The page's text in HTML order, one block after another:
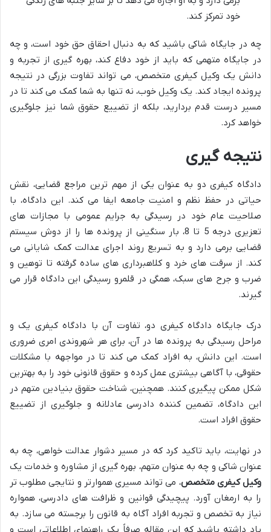
خود تمرکز کند.
چه در جایگاه شاکی باشید که به دنبال احقاق حق خود است، و چه
در جایگاه متهمی که باید از خود دفاع کند، بهره گیری از تجربه و
دانش یک وکیل کیفری متخصص، می تواند تفاوت بزرگی در نتیجه
پرونده ایجاد کند. یک وکیل خوب، نه تنها به شما کمک می کند تا در
مسیر درست قدم بردارید، بلکه از تضییع حقوق شما نیز جلوگیری
خواهد کرد.
نتیجه گیری
دادگاه کیفری دو به عنوان یکی از مهم ترین مراجع قضایی، نقش
حیاتی در حفظ نظم و امنیت جامعه ایفا می کند. این دادگاه، با
صلاحیت عام خود در رسیدگی به جرایم عمومی با مجازات های
تعزیری درجه 5 تا 8، بار سنگینی از پرونده ها را از دوش سیستم
قضایی برمی دارد و به تسریع روند اجرای عدالت کمک شایانی می
کند. از سرقت های خرد و کلاهبرداری های ساده گرفته تا توهین و
ضرب و جرح های سبک، همگی در قلمرو رسیدگی این دادگاه قرار می
گیرند.
درک جایگاه دادگاه کیفری دو، تفاوت آن با دادگاه کیفری یک و
مراحل رسیدگی به پرونده ها در آن، برای هر شهروندی امری ضروری
است. این دانش، به افراد کمک می کند تا در مواجهه با مشکلات
حقوقی، با آگاهی بیشتری عمل کرده و حقوق قانونی خود را به بهترین
شکل ممکن پیگیری کنند. همچنین، شناخت حقوق بنیادین متهم در
این دادگاه، تضمین کننده دادرسی عادلانه و جلوگیری از تضییع
حقوق افراد است.
در نهایت، باید تاکید کرد که در مسیر دشوار عدالت خواهی، چه به
عنوان شاکی و چه به عنوان متهم، بهره گیری از مشاوره و خدمات یک
وکیل کیفری متخصص، می تواند مسیری هموارتر و نتایجی مطلوب تر
را به ارمغان آورد. پیچیدگی قوانین و ظرافت های دادرسی، همواره
نیاز به تخصص و تجربه افراد آگاه به قانون را برجسته می سازد. به
یاد داشته باشید که این مقاله صرفاً یک راهنمای اطلاعاتی است و